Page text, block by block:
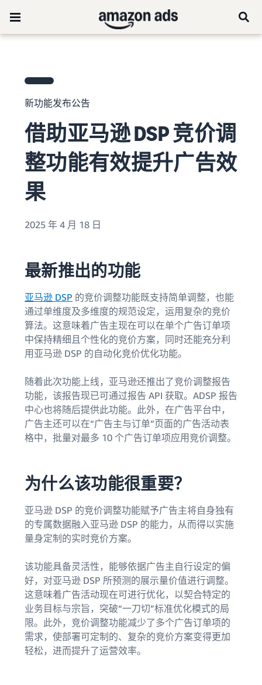
新功能发布公告
借助亚马逊 DSP 竞价调
整功能有效提升广告效
果
2025 年 4 月 18 日
最新推出的功能
亚马逊 DSP 的竞价调整功能既支持简单调整，也能
通过单维度及多维度的规范设定，运用复杂的竞价
算法。这意味着广告主现在可以在单个广告订单项
中保持精细且个性化的竞价方案，同时还能充分利
用亚马逊 DSP 的自动化竞价优化功能。
随着此次功能上线，亚马逊还推出了竞价调整报告
功能，该报告现已可通过报告 API 获取。ADSP 报告
中心也将随后提供此功能。此外，在广告平台中，
广告主还可以在“广告主与订单”页面的广告活动表
格中，批量对最多 10 个广告订单项应用竞价调整。
为什么该功能很重要？
亚马逊 DSP 的竞价调整功能赋予广告主将自身独有
的专属数据融入亚马逊 DSP 的能力，从而得以实施
量身定制的实时竞价方案。
该功能具备灵活性，能够依据广告主自行设定的偏
好，对亚马逊 DSP 所预测的展示量价值进行调整。
这意味着广告活动现在可进行优化，以契合特定的
业务目标与宗旨，突破“一刀切”标准优化模式的局
限。此外，竞价调整功能减少了多个广告订单项的
需求，使部署可定制的、复杂的竞价方案变得更加
轻松，进而提升了运营效率。